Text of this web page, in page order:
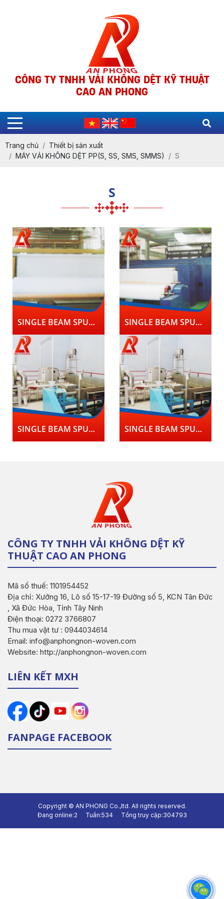
CÔNG TY TNHH VẢI KHÔNG DỆT KỸ THUẬT
CAO AN PHONG
Trang chủ
Thiết bị sản xuất
MÁY VẢI KHÔNG DỆT PP(S, SS, SMS, SMMS)
S
S
SINGLE BEAM SPUNBON NONWOVEN LINE SINGLE BEAM SPUNBOND NONWOVEN LINE
SINGLE BEAM SPUNBOND NONWOVEN LINE SINGLE BEAM SPUNBOND NONWOVEN LINE
CÔNG TY TNHH VẢI KHÔNG DỆT KỸ
THUẬT CAO AN PHONG
Mã số thuế: 1101954452
Địa chỉ: Xưởng 16, Lô số 15-17-19 Đường số 5, KCN Tân Đức
, Xã Đức Hòa, Tỉnh Tây Ninh
Điện thoại: 0272 3766807
Thu mua vật tư : 0944034614
Email: info@anphongnon-woven.com
Website: http://anphongnon-woven.com
LIÊN KẾT MXH
FANPAGE FACEBOOK
Copyright © AN PHONG Co.,ltd. All rights reserved.
Đang online:2 Tuần:534 Tổng truy cập:304793